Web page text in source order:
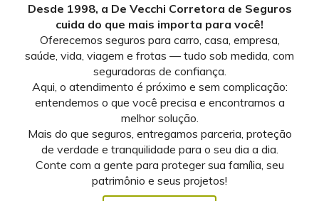
Desde 1998, a De Vecchi Corretora de Seguros
cuida do que mais importa para você!
Oferecemos seguros para carro, casa, empresa,
saúde, vida, viagem e frotas — tudo sob medida, com
seguradoras de confiança.
Aqui, o atendimento é próximo e sem complicação:
entendemos o que você precisa e encontramos a
melhor solução.
Mais do que seguros, entregamos parceria, proteção
de verdade e tranquilidade para o seu dia a dia.
Conte com a gente para proteger sua família, seu
patrimônio e seus projetos!